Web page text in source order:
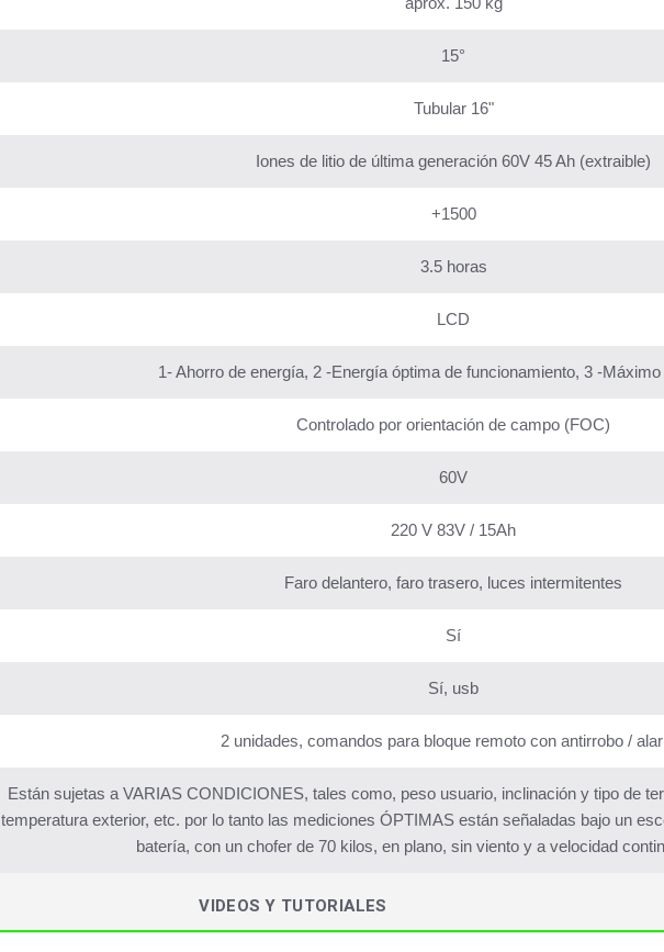
15°
Tubular 16"
Iones de litio de última generación 60V 45 Ah (extraible)
+1500
3.5 horas
LCD
1- Ahorro de energía, 2 -Energía óptima de funcionamiento, 3 -
Controlado por orientación de campo (FOC)
60V
220 V 83V / 15Ah
Faro delantero, faro trasero, luces intermitentes
Sí
Sí, usb
2 unidades, comandos para bloque remoto con antirrobo /
Están sujetas a VARIAS CONDICIONES, tales como, peso usuario, inclinación y tipo de
temperatura exterior, etc. por lo tanto las mediciones ÓPTIMAS están señaladas bajo un
batería, con un chofer de 70 kilos, en plano, sin viento y a velocidad
VIDEOS Y TUTORIALES